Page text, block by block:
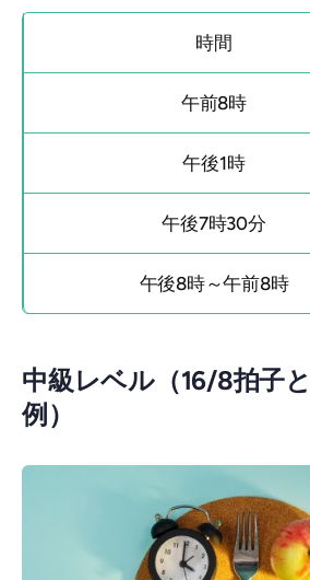
時間
午前8時
午後1時
午後7時30分
午後8時～午前8時
中級レベル（16/8拍子
例）